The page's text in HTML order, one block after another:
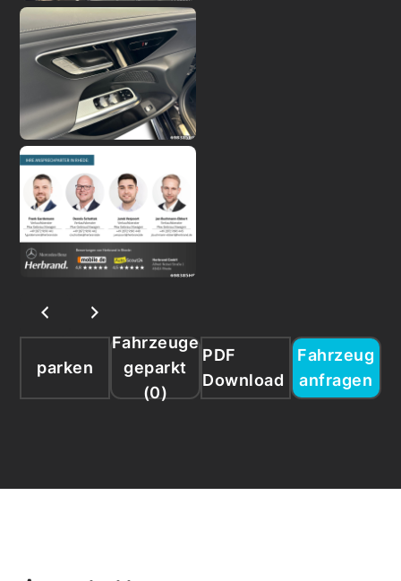
parken
Fahrzeuge
geparkt
(0)
PDF
Download
Fahrzeug
anfragen